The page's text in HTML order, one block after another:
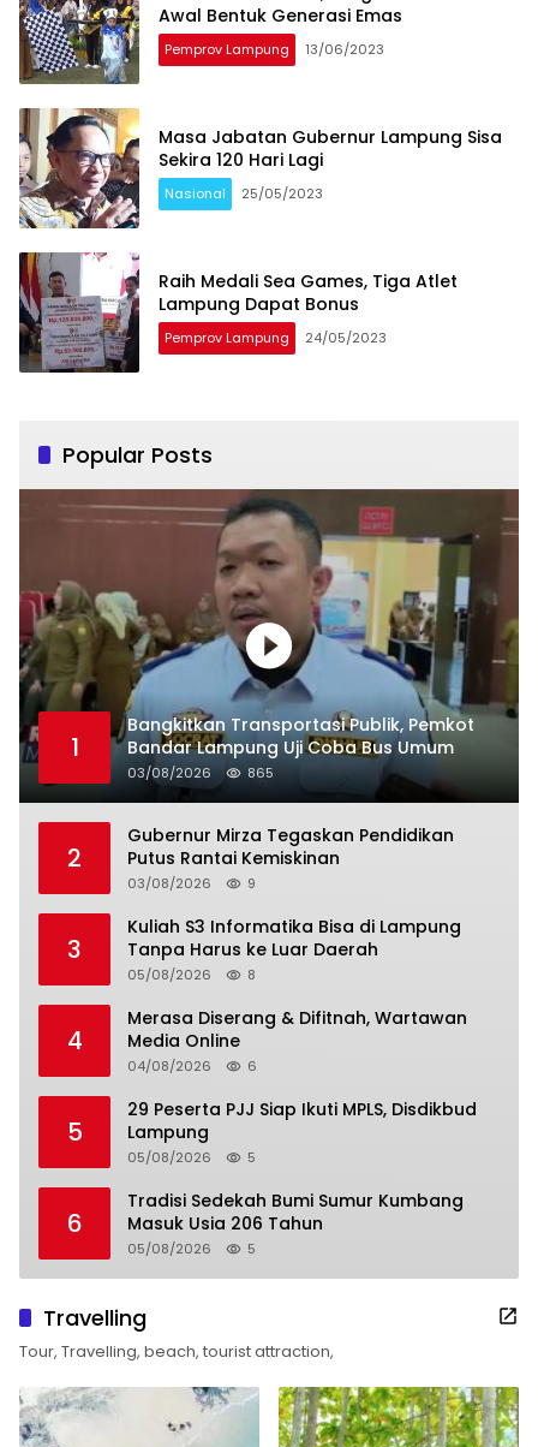
Awal Bentuk Generasi Emas
Pemprov Lampung 13/06/2023
Masa Jabatan Gubernur Lampung Sisa
Sekira 120 Hari Lagi
Nasional 25/05/2023
Raih Medali Sea Games, Tiga Atlet
Lampung Dapat Bonus
Pemprov Lampung 24/05/2023
Popular Posts
1
Bangkitkan Transportasi Publik, Pemkot
Bandar Lampung Uji Coba Bus Umum
03/08/2026 865
2
Gubernur Mirza Tegaskan Pendidikan
Putus Rantai Kemiskinan
03/08/2026 9
3
Kuliah S3 Informatika Bisa di Lampung
Tanpa Harus ke Luar Daerah
05/08/2026 8
4
Merasa Diserang & Difitnah, Wartawan
Media Online
04/08/2026 6
5
29 Peserta PJJ Siap Ikuti MPLS, Disdikbud
Lampung
05/08/2026 5
6
Tradisi Sedekah Bumi Sumur Kumbang
Masuk Usia 206 Tahun
05/08/2026 5
Travelling
Tour, Travelling, beach, tourist attraction,